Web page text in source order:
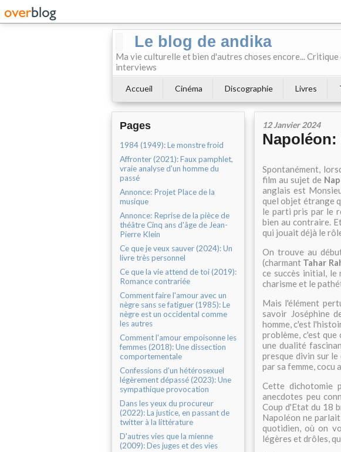
Le blog de andika
Ma vie culturelle et bien d'autres choses encore...
interviews
Accueil Cinéma Discographie Livres
Pages
1984 (1949): Le monstre froid
Affronter (2021): Faux pamphlet,
vraie analyse d'un homme du
passé
Annonce: Projet Place de la
musique
Annonce: Reprise de la pièce de
théâtre Cinq ans d'âge de Jean-
Pierre Klein
Ce que je veux sauver (2024): Un
livre très personnel
Ce que la vie attend de toi (2019):
Romance contrariée
Comment faire l'amour avec un
nègre sans se fatiguer (1985): Le
nègre est un occidental comme
les autres
Comment l'amour empoisonne les
femmes (2018): Une dissection
comportementale
Confessions d'un hétérosexuel
légèrement dépassé (2023): Une
sympathique provocation
Dans les yeux du procureur
(2022): La justice, en passant de
twitter à la littérature
D'autres vies que la mienne
(2009): Des juges et des vies
12 Janvier 2024
Spontanément,
film au sujet de
anglais est
quel objet étrange
le parti pris par le
bien au contraire.
qui jouait déjà le
On trouve au
(charmant Tahar
ce succès initial, le
charisme et le
Mais l'élément
savoir Joséphine
homme, c'est
problème, c'est
une dualité
presque divin sur
par sa femme, cocu
Cette dichotomie
anecdotes peu
Coup d'Etat du 18
Napoléon ne
quotidien, où on
légères et drôles,